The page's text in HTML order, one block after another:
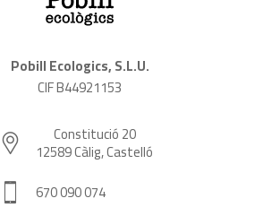
Pobill Ecologics, S.L.U.
CIF B44921153
Constitució 20
12589 Càlig, Castelló
670 090 074